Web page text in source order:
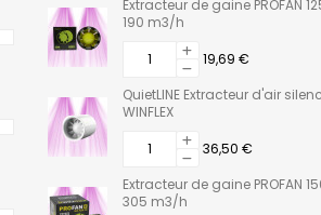
Extracteur de gaine PROFAN
190 m3/h
19,69 €
QuietLINE Extracteur d'air
WINFLEX
36,50 €
Extracteur de gaine PROFAN
305 m3/h